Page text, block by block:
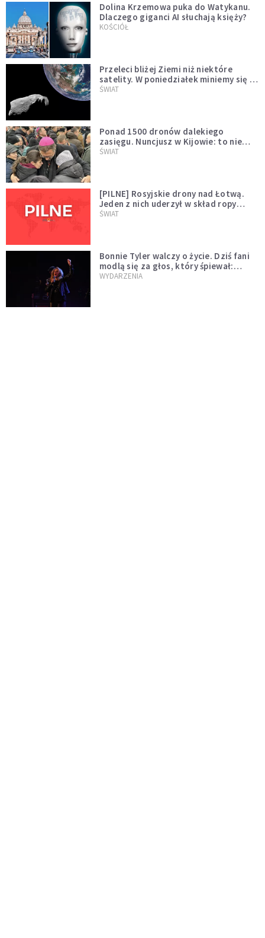
Dolina Krzemowa puka do Watykanu.
Dlaczego giganci AI słuchają księży?
KOŚCIÓŁ
Przeleci bliżej Ziemi niż niektóre
satelity. W poniedziałek miniemy się z
asteroidą, która poprzedzi znacznie
ŚWIAT
Ponad 1500 dronów dalekiego
zasięgu. Nuncjusz w Kijowie: to nie
wygląda na wolę zakończenia wojny
ŚWIAT
[PILNE] Rosyjskie drony nad Łotwą.
Jeden z nich uderzył w skład ropy
naftowej
ŚWIAT
Bonnie Tyler walczy o życie. Dziś fani
modlą się za głos, który śpiewał:
"Lord, help me"
WYDARZENIA